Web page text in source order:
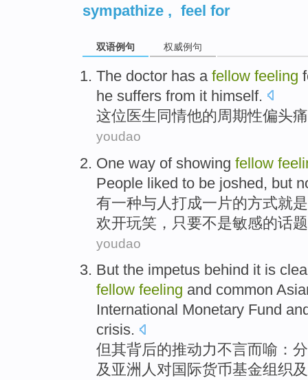
sympathize , feel for
双语例句 权威例句
The doctor has a fellow feeling
he suffers from it himself.
这位 医生 同情他的周期性偏头痛
youdao
One way of showing fellow
People liked to be joshed, but
有一种与人打成一片的方式就是
欢开玩笑， 只要不是敏感的话
youdao
But the impetus behind it is
fellow feeling and common
International Monetary Fund
crisis.
但其背后的推动力不言而喻：
及 亚洲人对国际货币基金组织及